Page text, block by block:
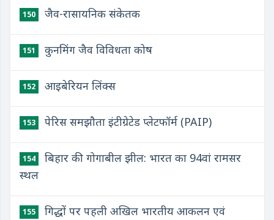
150 जैव-रासायनिक संकेतक
151 कुनमिंग जैव विविधता कोष
152 आइबेरियन लिंक्स
153 पेरिस समझौता इंटीग्रेटेड प्लेटफॉर्म (PAIP)
154
बिहार की गोगाबील झील: भारत का 94वां रामसर
स्थल
155
गिद्धों पर पहली अखिल भारतीय आकलन एवं